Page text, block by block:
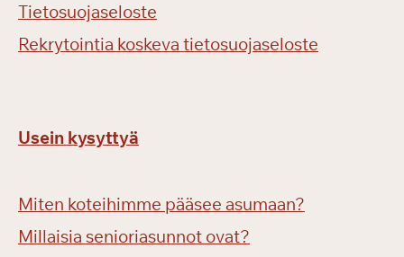
Tietosuojaseloste
Rekrytointia koskeva tietosuojaseloste
Usein kysyttyä
Miten koteihimme pääsee asumaan?
Millaisia senioriasunnot ovat?